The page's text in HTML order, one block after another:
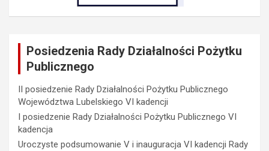
Posiedzenia Rady Działalności Pożytku
Publicznego
II posiedzenie Rady Działalności Pożytku Publicznego
Województwa Lubelskiego VI kadencji
I posiedzenie Rady Działalności Pożytku Publicznego VI
kadencja
Uroczyste podsumowanie V i inauguracja VI kadencji Rady